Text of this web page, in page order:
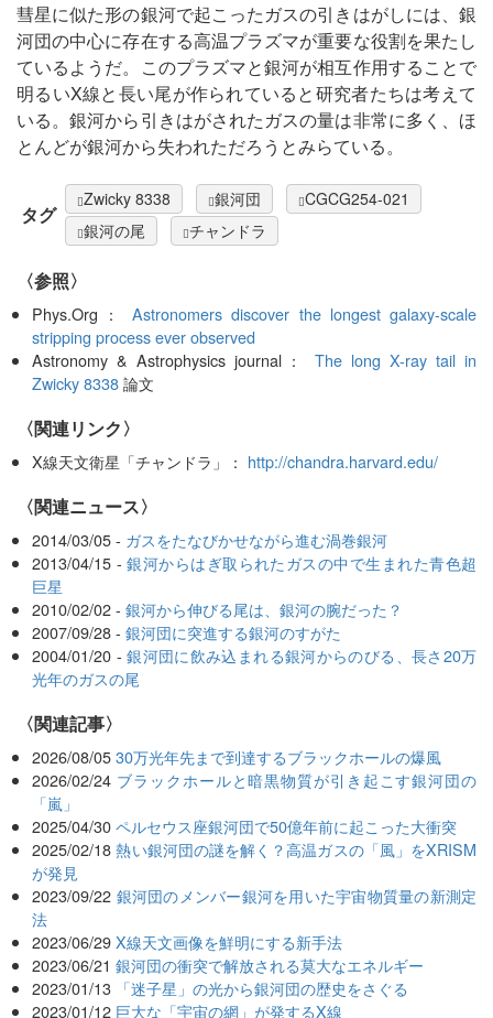
彗星に似た形の銀河で起こったガスの引きはがしには、銀
河団の中心に存在する高温プラズマが重要な役割を果たし
ているようだ。このプラズマと銀河が相互作用することで
明るいX線と長い尾が作られていると研究者たちは考えて
いる。銀河から引きはがされたガスの量は非常に多く、ほ
とんどが銀河から失われただろうとみらている。
タグ
Zwicky 8338 銀河団
CGCG254-021
銀河の尾
チャンドラ
〈参照〉
Phys.Org：Astronomers discover the longest galaxy-scale
stripping process ever observed
Astronomy & Astrophysics journal：The long X-ray tail in
Zwicky 8338論文
〈関連リンク〉
X線天文衛星「チャンドラ」： http://chandra.harvard.edu/
〈関連ニュース〉
2014/03/05 - ガスをたなびかせながら進む渦巻銀河
2013/04/15 -銀河からはぎ取られたガスの中で生まれた青色超
巨星
2010/02/02 -銀河から伸びる尾は、銀河の腕だった？
2007/09/28 -銀河団に突進する銀河のすがた
2004/01/20 -銀河団に飲み込まれる銀河からのびる、長さ20万
光年のガスの尾
関連記事
2026/08/05 30万光年先まで到達するブラックホールの爆風
2026/02/24 ブラックホールと暗黒物質が引き起こす銀河団の
「嵐」
2025/04/30 ペルセウス座銀河団で50億年前に起こった大衝突
2025/02/18 熱い銀河団の謎を解く？高温ガスの「風」をXRISM
が発見
2023/09/22 銀河団のメンバー銀河を用いた宇宙物質量の新測定
法
2023/06/29 X線天文画像を鮮明にする新手法
2023/06/21 銀河団の衝突で解放される莫大なエネルギー
2023/01/13 「迷子星」の光から銀河団の歴史をさぐる
2023/01/12 巨大な「宇宙の網」が発するX線